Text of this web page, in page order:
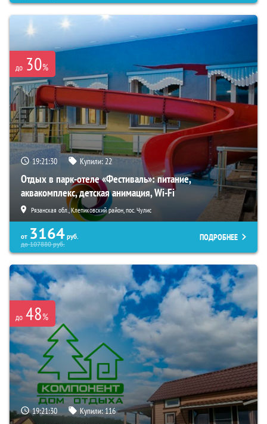
до 30%
19:21:28 Купили:22
Отдых в парк-отеле «Фестиваль»: питание,
аквакомплекс, детская анимация, Wi-Fi
Рязанская обл., Клепиковский район, пос. Чулис
от 3164 руб.
до107880руб.
ПОДРОБНЕЕ
до 48%
19:21:28 Купили: 116